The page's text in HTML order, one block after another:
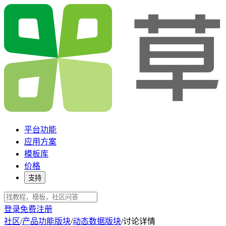
平台功能
应用方案
模板库
价格
支持
登录免费注册
社区/产品功能版块/动态数据版块/讨论详情